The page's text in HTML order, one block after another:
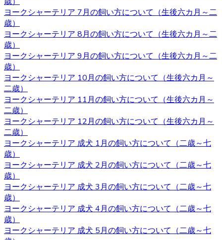
のブリーダー・ベベドール にご相談ください。
2020.10.23
ブリーダーから子犬をお迎えする利点は、ペットショップ
とは異なりブリーダーが一匹一匹の健康状態や性格などを
きちんと把握しているというところです。また、育て方な
どで不安があるときには直接ブリーダーに確認することが
できます。子犬を飼うのであれば、お迎えはブリーダーか
らするのが一番です。ベベドールはヨークシャーテリア専
門ブリーダーをしております。ヨークシャーテリアをお迎
えの際にはベベドールにお任せください。
2020.10.16
子犬を購入するにあたって重要なポイントとなるのが、健
康状態やワクチンの接種状況のことです。ベベドールで
は、紹介ページに記載があります通り、ワクチンの接種
や、それと合わせて健康診断も行っておりますので、お客
様の元に元気で健康な猫ちゃんをお届けすることが可能で
す。 ヨークシャーテリア購入をご検討の際は、私どもベベ
ドール にお任せ下さい。
ヨークシャーテリア 7月の飼い方について（生後六カ月～二
歳）
ヨークシャーテリア 8月の飼い方について（生後六カ月～二
歳）
ヨークシャーテリア 9月の飼い方について（生後六カ月～二
歳）
ヨークシャーテリア 10月の飼い方について（生後六カ月～
二歳）
ヨークシャーテリア 11月の飼い方について（生後六カ月～
二歳）
ヨークシャーテリア 12月の飼い方について（生後六カ月～
二歳）
ヨークシャーテリア 成犬 1月の飼い方について（二歳～七
歳）
ヨークシャーテリア 成犬 2月の飼い方について（二歳～七
歳）
ヨークシャーテリア 成犬 3月の飼い方について（二歳～七
歳）
ヨークシャーテリア 成犬 4月の飼い方について（二歳～七
歳）
ヨークシャーテリア 成犬 5月の飼い方について（二歳～七